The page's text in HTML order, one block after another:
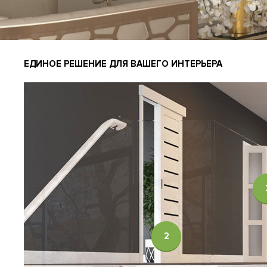
ЕДИНОЕ РЕШЕНИЕ ДЛЯ ВАШЕГО ИНТЕРЬЕРА
2